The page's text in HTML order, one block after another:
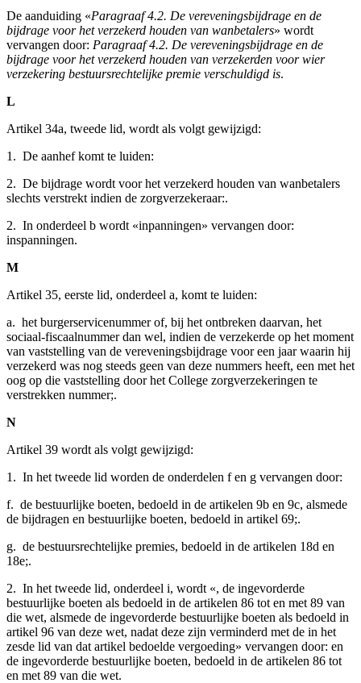
De aanduiding «Paragraaf 4.2. De vereveningsbijdrage en de
bijdrage voor het verzekerd houden van wanbetalers» wordt
vervangen door: Paragraaf 4.2. De vereveningsbijdrage en de
bijdrage voor het verzekerd houden van verzekerden voor wier
verzekering bestuursrechtelijke premie verschuldigd is.
L
Artikel 34a, tweede lid, wordt als volgt gewijzigd:
1. De aanhef komt te luiden:
2. De bijdrage wordt voor het verzekerd houden van wanbetalers
slechts verstrekt indien de zorgverzekeraar:.
2. In onderdeel b wordt «inpanningen» vervangen door:
inspanningen.
M
Artikel 35, eerste lid, onderdeel a, komt te luiden:
a. het burgerservicenummer of, bij het ontbreken daarvan, het
sociaal-fiscaalnummer dan wel, indien de verzekerde op het moment
van vaststelling van de vereveningsbijdrage voor een jaar waarin hij
verzekerd was nog steeds geen van deze nummers heeft, een met het
oog op die vaststelling door het College zorgverzekeringen te
verstrekken nummer;.
N
Artikel 39 wordt als volgt gewijzigd:
1. In het tweede lid worden de onderdelen f en g vervangen door:
f. de bestuurlijke boeten, bedoeld in de artikelen 9b en 9c, alsmede
de bijdragen en bestuurlijke boeten, bedoeld in artikel 69;.
g. de bestuursrechtelijke premies, bedoeld in de artikelen 18d en
18e;.
2. In het tweede lid, onderdeel i, wordt «, de ingevorderde
bestuurlijke boeten als bedoeld in de artikelen 86 tot en met 89 van
die wet, alsmede de ingevorderde bestuurlijke boeten als bedoeld in
artikel 96 van deze wet, nadat deze zijn verminderd met de in het
zesde lid van dat artikel bedoelde vergoeding» vervangen door: en
de ingevorderde bestuurlijke boeten, bedoeld in de artikelen 86 tot
en met 89 van die wet.